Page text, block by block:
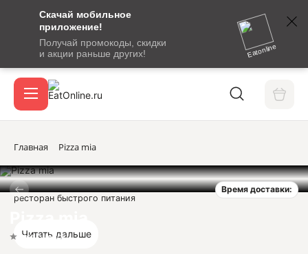
Скачай мобильное
приложение!
Получай промокоды, скидки
и акции раньше других!
Eatonline
сообщение
кодом
подтверждения
Вход / регистрация
Акции
Главная Pizza mia
Время доставки:
Нет оценок
ресторан быстрого питания
Читать дальше